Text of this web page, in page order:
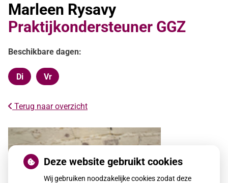
Marleen Rysavy
Praktijkondersteuner GGZ
Beschikbare dagen:
Dinsdag
Di Vrijdag
Vr
Terug naar overzicht
Deze website gebruikt cookies
Wij gebruiken noodzakelijke cookies zodat deze